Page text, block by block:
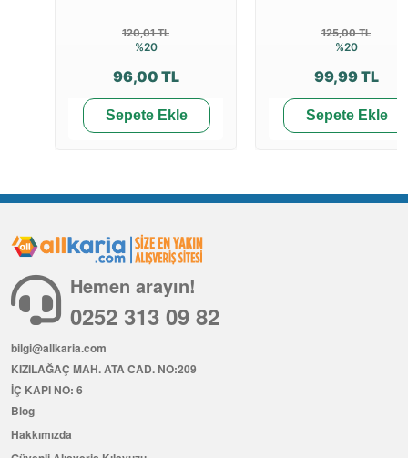
120,01 TL
%20
96,00 TL
Sepete Ekle
125,00 TL
%20
99,99 TL
Sepete Ekle
Hemen arayın!
0252 313 09 82
bilgi@allkaria.com
KIZILAĞAÇ MAH. ATA CAD. NO:209
İÇ KAPI NO: 6
Blog
Hakkımızda